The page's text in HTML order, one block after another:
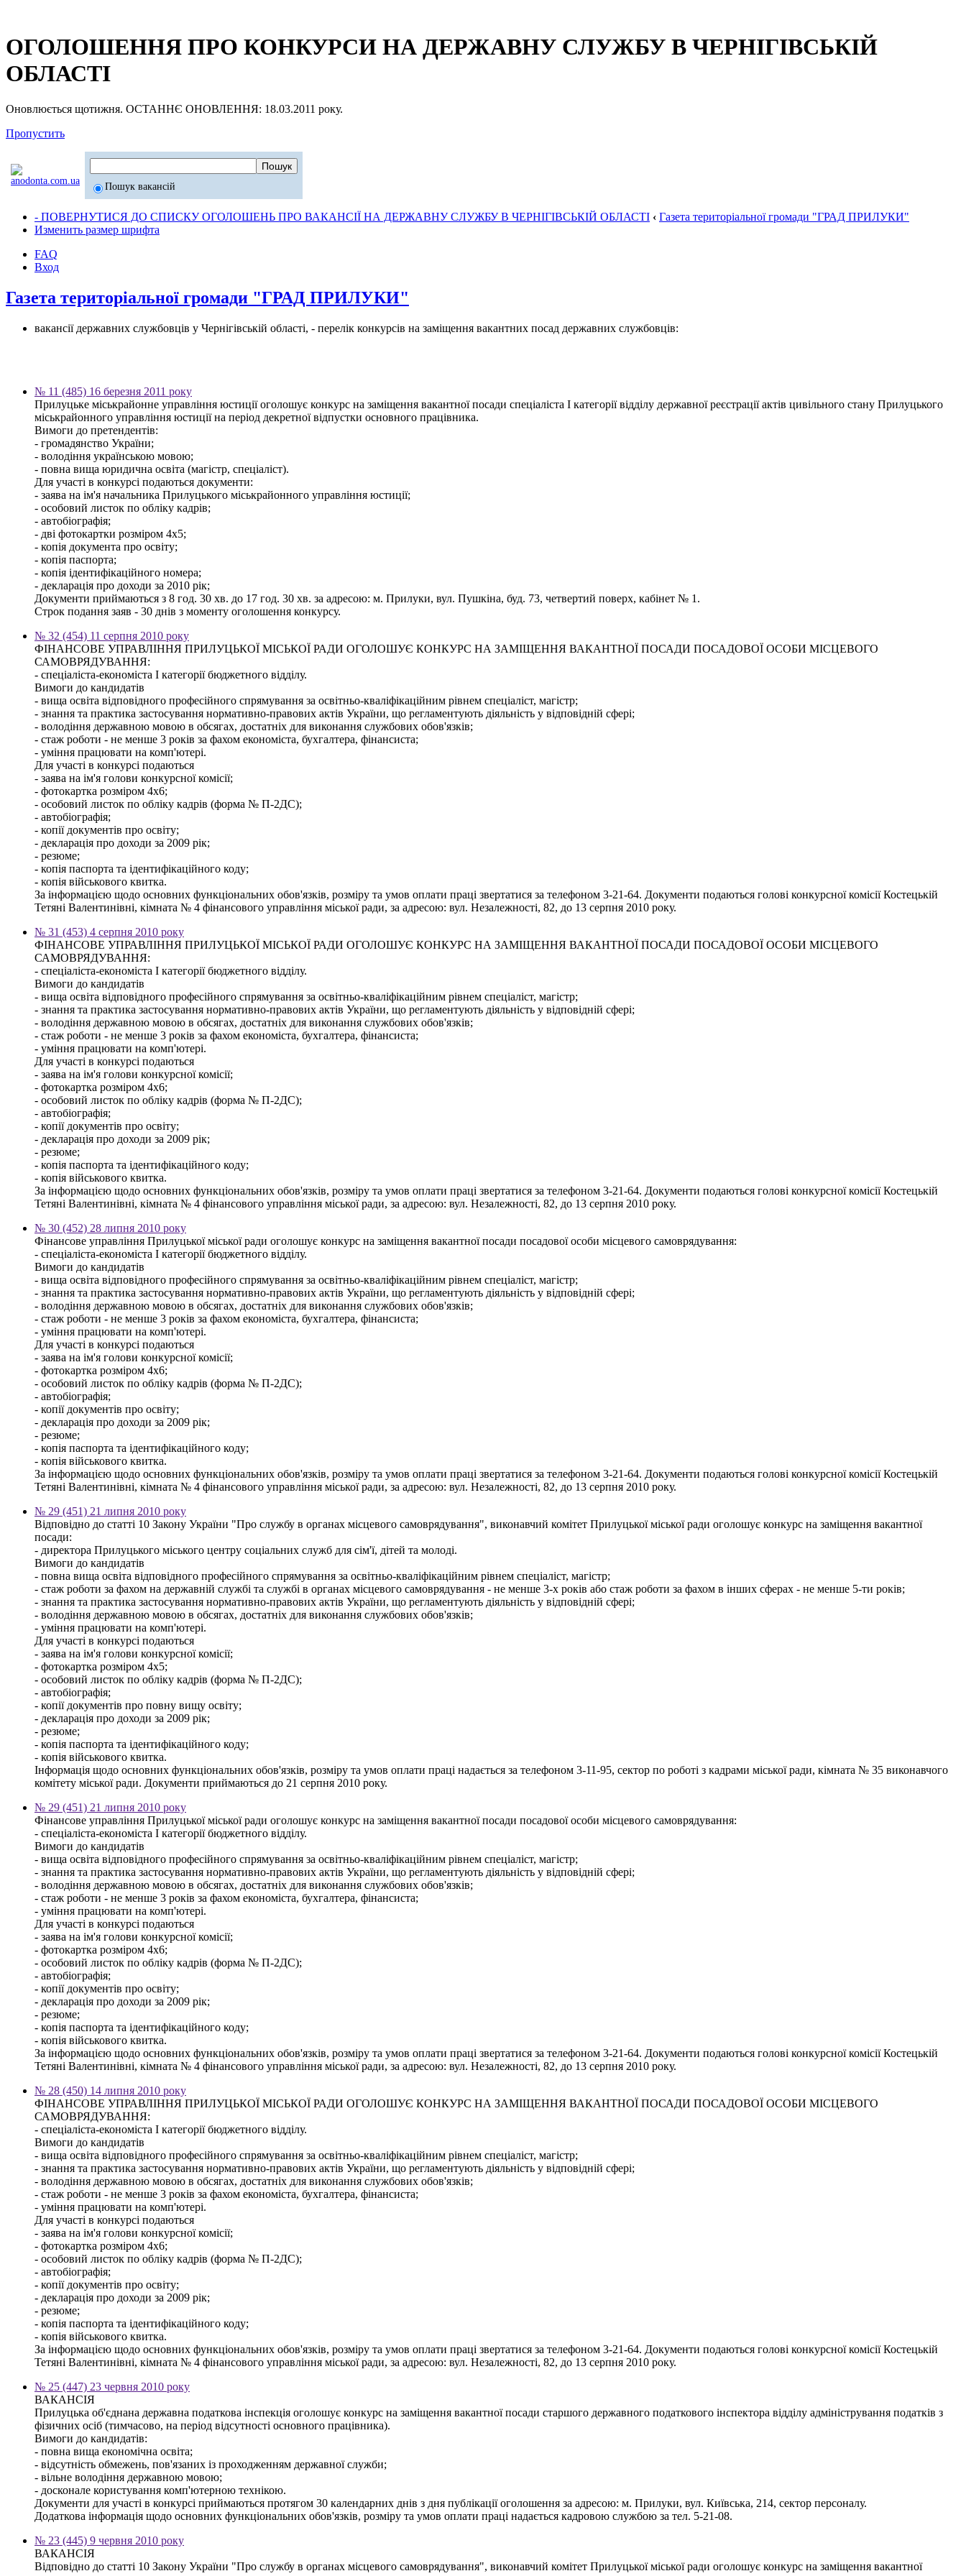
ОГОЛОШЕННЯ ПРО КОНКУРСИ НА ДЕРЖАВНУ СЛУЖБУ В ЧЕРНІГІВСЬКІЙ
ОБЛАСТІ
Оновлюється щотижня. ОСТАННЄ ОНОВЛЕННЯ: 18.03.2011 року.
Пропустить
Пошук вакансій
- ПОВЕРНУТИСЯ ДО СПИСКУ ОГОЛОШЕНЬ ПРО ВАКАНСІЇ НА ДЕРЖАВНУ СЛУЖБУ В ЧЕРНІГІВСЬКІЙ ОБЛАСТІ ‹ Газета територіальної громади "ГРАД ПРИЛУКИ"
Изменить размер шрифта
FAQ
Вход
Газета територіальної громади "ГРАД ПРИЛУКИ"
вакансії державних службовців у Чернігівській області, - перелік конкурсів на заміщення вакантних посад державних службовців:
№ 11 (485) 16 березня 2011 року
Прилуцьке міськрайонне управління юстиції оголошує конкурс на заміщення вакантної посади спеціаліста І категорії відділу державної реєстрації актів цивільного стану Прилуцького
міськрайонного управління юстиції на період декретної відпустки основного працівника.
Вимоги до претендентів:
- громадянство України;
- володіння українською мовою;
- повна вища юридична освіта (магістр, спеціаліст).
Для участі в конкурсі подаються документи:
- заява на ім'я начальника Прилуцького міськрайонного управління юстиції;
- особовий листок по обліку кадрів;
- автобіографія;
- дві фотокартки розміром 4х5;
- копія документа про освіту;
- копія паспорта;
- копія ідентифікаційного номера;
- декларація про доходи за 2010 рік;
Документи приймаються з 8 год. 30 хв. до 17 год. 30 хв. за адресою: м. Прилуки, вул. Пушкіна, буд. 73, четвертий поверх, кабінет № 1.
Строк подання заяв - 30 днів з моменту оголошення конкурсу.
№ 32 (454) 11 серпня 2010 року
ФІНАНСОВЕ УПРАВЛІННЯ ПРИЛУЦЬКОЇ МІСЬКОЇ РАДИ ОГОЛОШУЄ КОНКУРС НА ЗАМІЩЕННЯ ВАКАНТНОЇ ПОСАДИ ПОСАДОВОЇ ОСОБИ МІСЦЕВОГО
САМОВРЯДУВАННЯ:
- спеціаліста-економіста І категорії бюджетного відділу.
Вимоги до кандидатів
- вища освіта відповідного професійного спрямування за освітньо-кваліфікаційним рівнем спеціаліст, магістр;
- знання та практика застосування нормативно-правових актів України, що регламентують діяльність у відповідній сфері;
- володіння державною мовою в обсягах, достатніх для виконання службових обов'язків;
- стаж роботи - не менше 3 років за фахом економіста, бухгалтера, фінансиста;
- уміння працювати на комп'ютері.
Для участі в конкурсі подаються
- заява на ім'я голови конкурсної комісії;
- фотокартка розміром 4х6;
- особовий листок по обліку кадрів (форма № П-2ДС);
- автобіографія;
- копії документів про освіту;
- декларація про доходи за 2009 рік;
- резюме;
- копія паспорта та ідентифікаційного коду;
- копія військового квитка.
За інформацією щодо основних функціональних обов'язків, розміру та умов оплати праці звертатися за телефоном 3-21-64. Документи подаються голові конкурсної комісії Костецькій
Тетяні Валентинівні, кімната № 4 фінансового управління міської ради, за адресою: вул. Незалежності, 82, до 13 серпня 2010 року.
№ 31 (453) 4 серпня 2010 року
ФІНАНСОВЕ УПРАВЛІННЯ ПРИЛУЦЬКОЇ МІСЬКОЇ РАДИ ОГОЛОШУЄ КОНКУРС НА ЗАМІЩЕННЯ ВАКАНТНОЇ ПОСАДИ ПОСАДОВОЇ ОСОБИ МІСЦЕВОГО
САМОВРЯДУВАННЯ:
- спеціаліста-економіста І категорії бюджетного відділу.
Вимоги до кандидатів
- вища освіта відповідного професійного спрямування за освітньо-кваліфікаційним рівнем спеціаліст, магістр;
- знання та практика застосування нормативно-правових актів України, що регламентують діяльність у відповідній сфері;
- володіння державною мовою в обсягах, достатніх для виконання службових обов'язків;
- стаж роботи - не менше 3 років за фахом економіста, бухгалтера, фінансиста;
- уміння працювати на комп'ютері.
Для участі в конкурсі подаються
- заява на ім'я голови конкурсної комісії;
- фотокартка розміром 4х6;
- особовий листок по обліку кадрів (форма № П-2ДС);
- автобіографія;
- копії документів про освіту;
- декларація про доходи за 2009 рік;
- резюме;
- копія паспорта та ідентифікаційного коду;
- копія військового квитка.
За інформацією щодо основних функціональних обов'язків, розміру та умов оплати праці звертатися за телефоном 3-21-64. Документи подаються голові конкурсної комісії Костецькій
Тетяні Валентинівні, кімната № 4 фінансового управління міської ради, за адресою: вул. Незалежності, 82, до 13 серпня 2010 року.
№ 30 (452) 28 липня 2010 року
Фінансове управління Прилуцької міської ради оголошує конкурс на заміщення вакантної посади посадової особи місцевого самоврядування:
- спеціаліста-економіста І категорії бюджетного відділу.
Вимоги до кандидатів
- вища освіта відповідного професійного спрямування за освітньо-кваліфікаційним рівнем спеціаліст, магістр;
- знання та практика застосування нормативно-правових актів України, що регламентують діяльність у відповідній сфері;
- володіння державною мовою в обсягах, достатніх для виконання службових обов'язків;
- стаж роботи - не менше 3 років за фахом економіста, бухгалтера, фінансиста;
- уміння працювати на комп'ютері.
Для участі в конкурсі подаються
- заява на ім'я голови конкурсної комісії;
- фотокартка розміром 4х6;
- особовий листок по обліку кадрів (форма № П-2ДС);
- автобіографія;
- копії документів про освіту;
- декларація про доходи за 2009 рік;
- резюме;
- копія паспорта та ідентифікаційного коду;
- копія військового квитка.
За інформацією щодо основних функціональних обов'язків, розміру та умов оплати праці звертатися за телефоном 3-21-64. Документи подаються голові конкурсної комісії Костецькій
Тетяні Валентинівні, кімната № 4 фінансового управління міської ради, за адресою: вул. Незалежності, 82, до 13 серпня 2010 року.
№ 29 (451) 21 липня 2010 року
Відповідно до статті 10 Закону України "Про службу в органах місцевого самоврядування", виконавчий комітет Прилуцької міської ради оголошує конкурс на заміщення вакантної
посади:
- директора Прилуцького міського центру соціальних служб для сім'ї, дітей та молоді.
Вимоги до кандидатів
- повна вища освіта відповідного професійного спрямування за освітньо-кваліфікаційним рівнем спеціаліст, магістр;
- стаж роботи за фахом на державній службі та службі в органах місцевого самоврядування - не менше 3-х років або стаж роботи за фахом в інших сферах - не менше 5-ти років;
- знання та практика застосування нормативно-правових актів України, що регламентують діяльність у відповідній сфері;
- володіння державною мовою в обсягах, достатніх для виконання службових обов'язків;
- уміння працювати на комп'ютері.
Для участі в конкурсі подаються
- заява на ім'я голови конкурсної комісії;
- фотокартка розміром 4х5;
- особовий листок по обліку кадрів (форма № П-2ДС);
- автобіографія;
- копії документів про повну вищу освіту;
- декларація про доходи за 2009 рік;
- резюме;
- копія паспорта та ідентифікаційного коду;
- копія військового квитка.
Інформація щодо основних функціональних обов'язків, розміру та умов оплати праці надається за телефоном 3-11-95, сектор по роботі з кадрами міської ради, кімната № 35 виконавчого
комітету міської ради. Документи приймаються до 21 серпня 2010 року.
№ 29 (451) 21 липня 2010 року
Фінансове управління Прилуцької міської ради оголошує конкурс на заміщення вакантної посади посадової особи місцевого самоврядування:
- спеціаліста-економіста І категорії бюджетного відділу.
Вимоги до кандидатів
- вища освіта відповідного професійного спрямування за освітньо-кваліфікаційним рівнем спеціаліст, магістр;
- знання та практика застосування нормативно-правових актів України, що регламентують діяльність у відповідній сфері;
- володіння державною мовою в обсягах, достатніх для виконання службових обов'язків;
- стаж роботи - не менше 3 років за фахом економіста, бухгалтера, фінансиста;
- уміння працювати на комп'ютері.
Для участі в конкурсі подаються
- заява на ім'я голови конкурсної комісії;
- фотокартка розміром 4х6;
- особовий листок по обліку кадрів (форма № П-2ДС);
- автобіографія;
- копії документів про освіту;
- декларація про доходи за 2009 рік;
- резюме;
- копія паспорта та ідентифікаційного коду;
- копія військового квитка.
За інформацією щодо основних функціональних обов'язків, розміру та умов оплати праці звертатися за телефоном 3-21-64. Документи подаються голові конкурсної комісії Костецькій
Тетяні Валентинівні, кімната № 4 фінансового управління міської ради, за адресою: вул. Незалежності, 82, до 13 серпня 2010 року.
№ 28 (450) 14 липня 2010 року
ФІНАНСОВЕ УПРАВЛІННЯ ПРИЛУЦЬКОЇ МІСЬКОЇ РАДИ ОГОЛОШУЄ КОНКУРС НА ЗАМІЩЕННЯ ВАКАНТНОЇ ПОСАДИ ПОСАДОВОЇ ОСОБИ МІСЦЕВОГО
САМОВРЯДУВАННЯ:
- спеціаліста-економіста І категорії бюджетного відділу.
Вимоги до кандидатів
- вища освіта відповідного професійного спрямування за освітньо-кваліфікаційним рівнем спеціаліст, магістр;
- знання та практика застосування нормативно-правових актів України, що регламентують діяльність у відповідній сфері;
- володіння державною мовою в обсягах, достатніх для виконання службових обов'язків;
- стаж роботи - не менше 3 років за фахом економіста, бухгалтера, фінансиста;
- уміння працювати на комп'ютері.
Для участі в конкурсі подаються
- заява на ім'я голови конкурсної комісії;
- фотокартка розміром 4х6;
- особовий листок по обліку кадрів (форма № П-2ДС);
- автобіографія;
- копії документів про освіту;
- декларація про доходи за 2009 рік;
- резюме;
- копія паспорта та ідентифікаційного коду;
- копія військового квитка.
За інформацією щодо основних функціональних обов'язків, розміру та умов оплати праці звертатися за телефоном 3-21-64. Документи подаються голові конкурсної комісії Костецькій
Тетяні Валентинівні, кімната № 4 фінансового управління міської ради, за адресою: вул. Незалежності, 82, до 13 серпня 2010 року.
№ 25 (447) 23 червня 2010 року
ВАКАНСІЯ
Прилуцька об'єднана державна податкова інспекція оголошує конкурс на заміщення вакантної посади старшого державного податкового інспектора відділу адміністрування податків з
фізичних осіб (тимчасово, на період відсутності основного працівника).
Вимоги до кандидатів:
- повна вища економічна освіта;
- відсутність обмежень, пов'язаних із проходженням державної служби;
- вільне володіння державною мовою;
- досконале користування комп'ютерною технікою.
Документи для участі в конкурсі приймаються протягом 30 календарних днів з дня публікації оголошення за адресою: м. Прилуки, вул. Київська, 214, сектор персоналу.
Додаткова інформація щодо основних функціональних обов'язків, розміру та умов оплати праці надається кадровою службою за тел. 5-21-08.
№ 23 (445) 9 червня 2010 року
ВАКАНСІЯ
Відповідно до статті 10 Закону України "Про службу в органах місцевого самоврядування", виконавчий комітет Прилуцької міської ради оголошує конкурс на заміщення вакантної